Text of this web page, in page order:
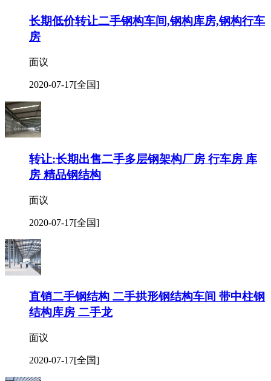
长期低价转让二手钢构车间,钢构库房,钢构行车
房
面议
2020-07-17[全国]
转让:长期出售二手多层钢架构厂房 行车房 库
房 精品钢结构
面议
2020-07-17[全国]
直销二手钢结构 二手拱形钢结构车间 带中柱钢
结构库房 二手龙
面议
2020-07-17[全国]